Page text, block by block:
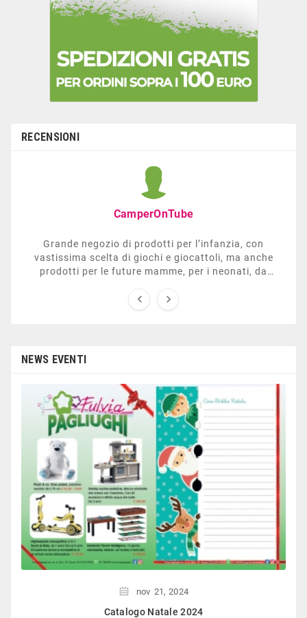
RECENSIONI
CamperOnTube
Grande negozio di prodotti per l’infanzia, con
vastissima scelta di giochi e giocattoli, ma anche
prodotti per le future mamme, per i neonati, da
sezione dedicata all’arredo giardino, giochi all’aperto,
 
NEWS EVENTI
nov 21, 2024
Catalogo Natale 2024